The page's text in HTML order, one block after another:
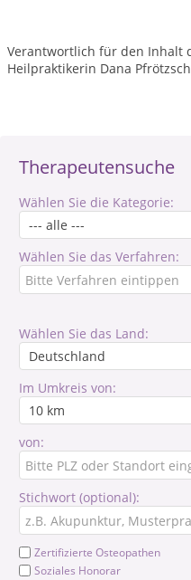
Therapeutensuche
Wählen Sie die Kategorie:
Wählen Sie das Verfahren:
Wählen Sie das Land:
Im Umkreis von:
von:
Stichwort (optional):
Zertifizierte Osteopathen
Soziales Honorar
Verantwortlich für den Inhalt
Heilpraktikerin Dana